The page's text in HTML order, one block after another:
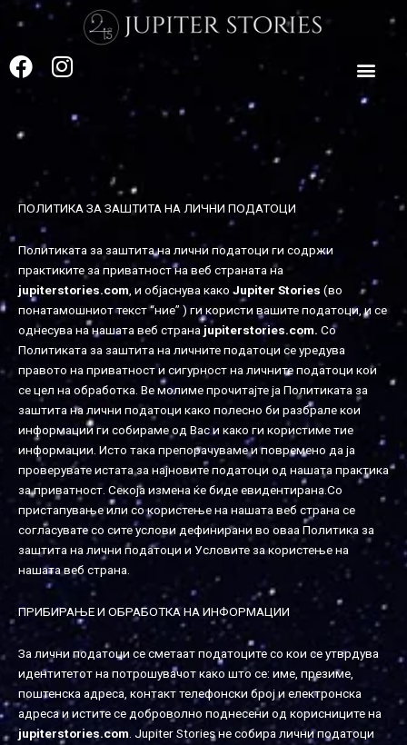
F
o
o
k
I
s
r
m
ПОЛИТИКА ЗА ЗАШТИТА НА ЛИЧНИ ПОДАТОЦИ
Политиката за заштита на лични податоци ги содржи
практиките за приватност на веб страната на
jupiterstories.com , и објаснува како Jupiter Stories (во
понатамошниот текст “ние” ) ги користи вашите податоци, и се
однесува на нашата веб страна jupiterstories.com. Со
Политиката за заштита на личните податоци се уредува
правото на приватност и сигурност на личните податоци кои
се цел на обработка. Ве молиме прочитајте ја Политиката за
заштита на лични податоци како полесно би разбрале кои
информации ги собираме од Вас и како ги користиме тие
информации. Исто така препорачуваме и повремено да ја
проверувате истата за најновите податоци од нашата практика
за приватност. Секоја измена ќе биде евидентирана.Со
пристaпување или со користење на нашата веб страна се
согласувате со сите услови дефинирани во оваа Политика за
заштитa на лични податоци и Условите за користење на
нашата веб страна.
ПРИБИРАЊЕ И ОБРАБОТКА НА ИНФОРМАЦИИ
За лични податоци се сметаат податоците со кои се утврдува
идентитетот на потрошувачот како што се: име, презиме,
поштенска адреса, контакт телефонски број и електронска
адреса и истите се доброволно поднесени од корисниците нa
jupiterstories.com . Jupiter Stories не собира лични податоци